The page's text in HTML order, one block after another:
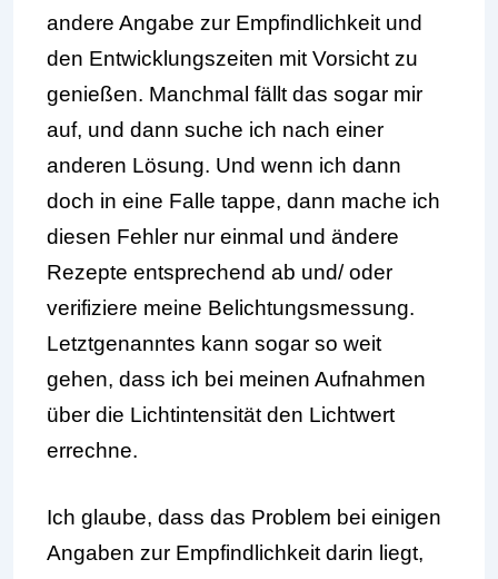
andere Angabe zur Empfindlichkeit und
den Entwicklungszeiten mit Vorsicht zu
genießen. Manchmal fällt das sogar mir
auf, und dann suche ich nach einer
anderen Lösung. Und wenn ich dann
doch in eine Falle tappe, dann mache ich
diesen Fehler nur einmal und ändere
Rezepte entsprechend ab und/ oder
verifiziere meine Belichtungsmessung.
Letztgenanntes kann sogar so weit
gehen, dass ich bei meinen Aufnahmen
über die Lichtintensität den Lichtwert
errechne.
Ich glaube, dass das Problem bei einigen
Angaben zur Empfindlichkeit darin liegt,